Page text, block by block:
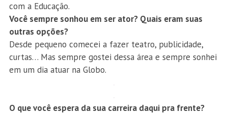
com a Educação.
Você sempre sonhou em ser ator? Quais eram suas
outras opções?
Desde pequeno comecei a fazer teatro, publicidade,
curtas… Mas sempre gostei dessa área e sempre sonhei
em um dia atuar na Globo.
O que você espera da sua carreira daqui pra frente?